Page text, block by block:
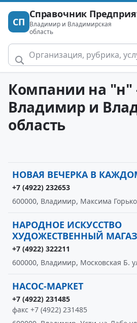
СП
Справочник
Владимир и Владимирская
область
Компании на "н"
Владимир и
область
НОВАЯ ВЕЧЕРКА В
+7 (4922) 232653
600000, Владимир, Максима
НАРОДНОЕ ИСКУССТВО
ХУДОЖЕСТВЕННЫЙ
+7 (4922) 322211
600000, Владимир, Московская Б.
НАСОС-МАРКЕТ
+7 (4922) 231485
факс +7 (4922) 231485